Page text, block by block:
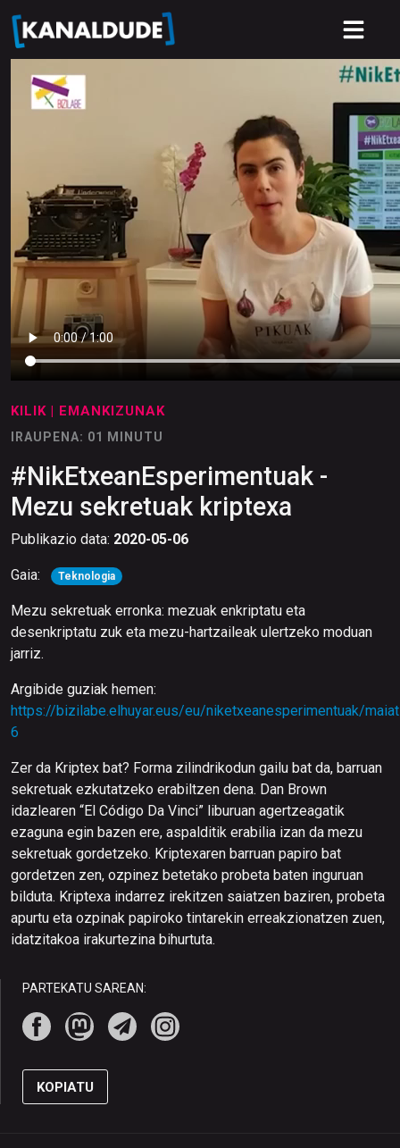
KILIK | EMANKIZUNAK
IRAUPENA: 01 MINUTU
#NikEtxeanEsperimentuak -
Mezu sekretuak kriptexa
Publikazio data: 2020-05-06
Gaia: Teknologia
Mezu sekretuak erronka: mezuak enkriptatu eta
desenkriptatu zuk eta mezu-hartzaileak ulertzeko moduan
jarriz.
Argibide guziak hemen:
https://bizilabe.elhuyar.eus/eu/niketxeanesperimentuak/
6
Zer da Kriptex bat? Forma zilindrikodun gailu bat da, barruan
sekretuak ezkutatzeko erabiltzen dena. Dan Brown
idazlearen “El Código Da Vinci” liburuan agertzeagatik
ezaguna egin bazen ere, aspalditik erabilia izan da mezu
sekretuak gordetzeko. Kriptexaren barruan papiro bat
gordetzen zen, ozpinez betetako probeta baten inguruan
bilduta. Kriptexa indarrez irekitzen saiatzen baziren, probeta
apurtu eta ozpinak papiroko tintarekin erreakzionatzen zuen,
idatzitakoa irakurtezina bihurtuta.
PARTEKATU SAREAN:
KOPIATU